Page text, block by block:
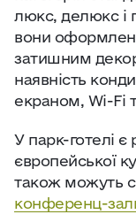
люкс, делюкс і
вони
затишним
наявність
екраном, Wi-Fi
У парк-готелі
європейської
також можуть
конференц-